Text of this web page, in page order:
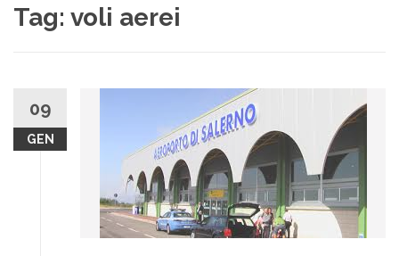
Tag: voli aerei
09
GEN